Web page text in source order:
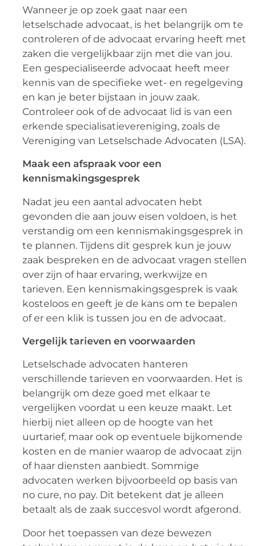
Wanneer je op zoek gaat naar een
letselschade advocaat, is het belangrijk om te
controleren of de advocaat ervaring heeft met
zaken die vergelijkbaar zijn met die van jou.
Een gespecialiseerde advocaat heeft meer
kennis van de specifieke wet- en regelgeving
en kan je beter bijstaan in jouw zaak.
Controleer ook of de advocaat lid is van een
erkende specialisatievereniging, zoals de
Vereniging van Letselschade Advocaten (LSA).
Maak een afspraak voor een
kennismakingsgesprek
Nadat jeu een aantal advocaten hebt
gevonden die aan jouw eisen voldoen, is het
verstandig om een kennismakingsgesprek in
te plannen. Tijdens dit gesprek kun je jouw
zaak bespreken en de advocaat vragen stellen
over zijn of haar ervaring, werkwijze en
tarieven. Een kennismakingsgesprek is vaak
kosteloos en geeft je de kans om te bepalen
of er een klik is tussen jou en de advocaat.
Vergelijk tarieven en voorwaarden
Letselschade advocaten hanteren
verschillende tarieven en voorwaarden. Het is
belangrijk om deze goed met elkaar te
vergelijken voordat u een keuze maakt. Let
hierbij niet alleen op de hoogte van het
uurtarief, maar ook op eventuele bijkomende
kosten en de manier waarop de advocaat zijn
of haar diensten aanbiedt. Sommige
advocaten werken bijvoorbeeld op basis van
no cure, no pay. Dit betekent dat je alleen
betaalt als de zaak succesvol wordt afgerond.
Door het toepassen van deze bewezen